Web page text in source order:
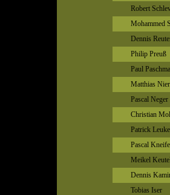
Robert
Mohammed
Dennis
Philip Preuß
Paul
Matthias
Pascal Neger
Christian
Patrick
Pascal
Meikel
Dennis
Tobias Iser